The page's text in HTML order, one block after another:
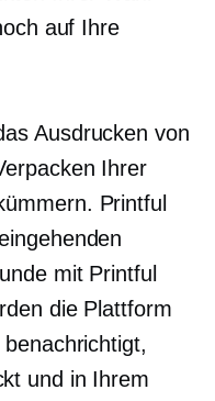
auf Ihre
Ausdrucken von
Ihrer
Printful
mit Printful
die Plattform
und in Ihrem